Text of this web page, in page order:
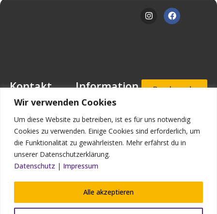
Wir verwenden Cookies
Um diese Website zu betreiben, ist es für uns notwendig
Cookies zu verwenden. Einige Cookies sind erforderlich, um
die Funktionalität zu gewährleisten. Mehr erfährst du in
unserer Datenschutzerklärung.
Datenschutz | Impressum
Alle akzeptieren
Kontakt
Mansfeld-
Löbbecke-Stiftung
Geschäftsstelle
Mascheroder
Straße 11
Wolfenbüttel
Telefax: (0 53 31)
90 910-93
Information
Downloads
Stellenangebote
Impressum
Datenschutz
Beschwerde
Aufnahmea
nfrage